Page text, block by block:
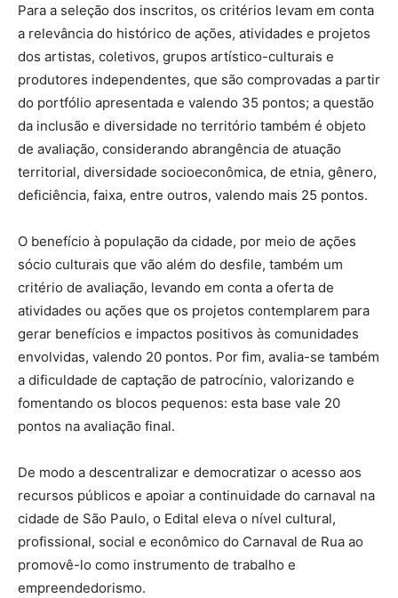
Para a seleção dos inscritos, os critérios levam em conta
a relevância do histórico de ações, atividades e projetos
dos artistas, coletivos, grupos artístico-culturais e
produtores independentes, que são comprovadas a partir
do portfólio apresentada e valendo 35 pontos; a questão
da inclusão e diversidade no território também é objeto
de avaliação, considerando abrangência de atuação
territorial, diversidade socioeconômica, de etnia, gênero,
deficiência, faixa, entre outros, valendo mais 25 pontos.
O benefício à população da cidade, por meio de ações
sócio culturais que vão além do desfile, também um
critério de avaliação, levando em conta a oferta de
atividades ou ações que os projetos contemplarem para
gerar benefícios e impactos positivos às comunidades
envolvidas, valendo 20 pontos. Por fim, avalia-se também
a dificuldade de captação de patrocínio, valorizando e
fomentando os blocos pequenos: esta base vale 20
pontos na avaliação final.
De modo a descentralizar e democratizar o acesso aos
recursos públicos e apoiar a continuidade do carnaval na
cidade de São Paulo, o Edital eleva o nível cultural,
profissional, social e econômico do Carnaval de Rua ao
promovê-lo como instrumento de trabalho e
empreendedorismo.